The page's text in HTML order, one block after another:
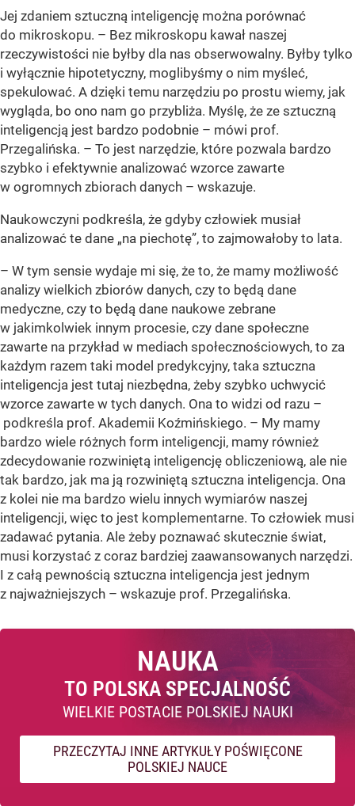
Jej zdaniem sztuczną inteligencję można porównać
do mikroskopu. – Bez mikroskopu kawał naszej
rzeczywistości nie byłby dla nas obserwowalny. Byłby tylko
i wyłącznie hipotetyczny, moglibyśmy o nim myśleć,
spekulować. A dzięki temu narzędziu po prostu wiemy, jak
wygląda, bo ono nam go przybliża. Myślę, że ze sztuczną
inteligencją jest bardzo podobnie – mówi prof.
Przegalińska. – To jest narzędzie, które pozwala bardzo
szybko i efektywnie analizować wzorce zawarte
w ogromnych zbiorach danych – wskazuje.
Naukowczyni podkreśla, że gdyby człowiek musiał
analizować te dane „na piechotę”, to zajmowałoby to lata.
– W tym sensie wydaje mi się, że to, że mamy możliwość
analizy wielkich zbiorów danych, czy to będą dane
medyczne, czy to będą dane naukowe zebrane
w jakimkolwiek innym procesie, czy dane społeczne
zawarte na przykład w mediach społecznościowych, to za
każdym razem taki model predykcyjny, taka sztuczna
inteligencja jest tutaj niezbędna, żeby szybko uchwycić
wzorce zawarte w tych danych. Ona to widzi od razu –
podkreśla prof. Akademii Koźmińskiego. – My mamy
bardzo wiele różnych form inteligencji, mamy również
zdecydowanie rozwiniętą inteligencję obliczeniową, ale nie
tak bardzo, jak ma ją rozwiniętą sztuczna inteligencja. Ona
z kolei nie ma bardzo wielu innych wymiarów naszej
inteligencji, więc to jest komplementarne. To człowiek musi
zadawać pytania. Ale żeby poznawać skutecznie świat,
musi korzystać z coraz bardziej zaawansowanych narzędzi.
I z całą pewnością sztuczna inteligencja jest jednym
z najważniejszych – wskazuje prof. Przegalińska.
NAUKA
TO POLSKA SPECJALNOŚĆ
WIELKIE POSTACIE POLSKIEJ NAUKI
PRZECZYTAJ INNE ARTYKUŁY POŚWIĘCONE
POLSKIEJ NAUCE